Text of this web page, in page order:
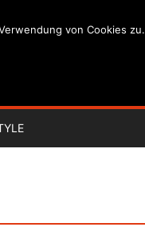
von Cookies zu.